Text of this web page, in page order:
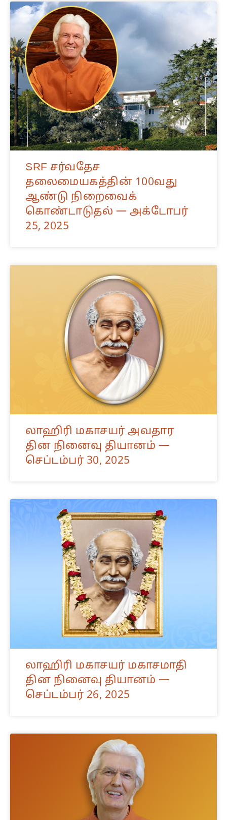
SRF சர்வதேச
தலைமையகத்தின் 100வது
ஆண்டு நிறைவைக்
கொண்டாடுதல் — அக்டோபர்
25, 2025
லாஹிரி மகாசயர் அவதார
தின நினைவு தியானம் —
செப்டம்பர் 30, 2025
லாஹிரி மகாசயர் மகாசமாதி
தின நினைவு தியானம் —
செப்டம்பர் 26, 2025